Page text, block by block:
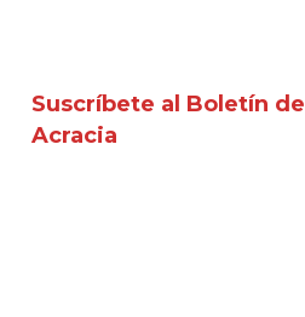
Suscríbete al Boletín de
Acracia